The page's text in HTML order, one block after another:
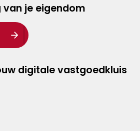
je eigendom
digitale vastgoedkluis